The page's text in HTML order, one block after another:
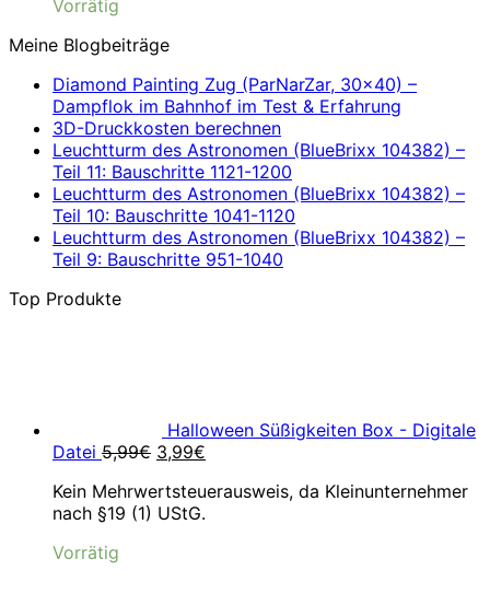
Vorrätig
Meine Blogbeiträge
Diamond Painting Zug (ParNarZar, 30×40) –
Dampflok im Bahnhof im Test & Erfahrung
3D-Druckkosten berechnen
Leuchtturm des Astronomen (BlueBrixx 104382) –
Teil 11: Bauschritte 1121-1200
Leuchtturm des Astronomen (BlueBrixx 104382) –
Teil 10: Bauschritte 1041-1120
Leuchtturm des Astronomen (BlueBrixx 104382) –
Teil 9: Bauschritte 951-1040
Top Produkte
Halloween Süßigkeiten Box - Digitale
Datei 5,99€ Ursprünglicher
war:
5,99€
3,99€
ist:
Kein Mehrwertsteuerausweis, da Kleinunternehmer
nach §19 (1) UStG.
Vorrätig